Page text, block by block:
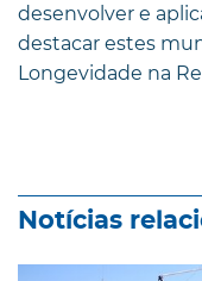
desenvolver e
destacar estes
Longevidade na
Notícias